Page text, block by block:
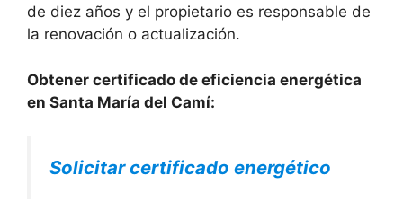
de diez años y el propietario es responsable de
la renovación o actualización.
Obtener certificado de eficiencia energética
en Santa María del Camí:
Solicitar certificado energético